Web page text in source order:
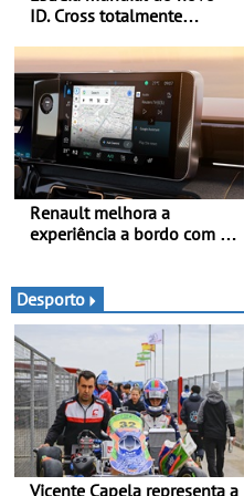
ID. Cross totalmente
em formato compacto - Em
Portugal, já será possível
encomendar um ID. Cross
no final deste mês
Renault melhora a
experiência a bordo com o
disponível com o OpenR
link
Desporto
Vicente Capela representa a